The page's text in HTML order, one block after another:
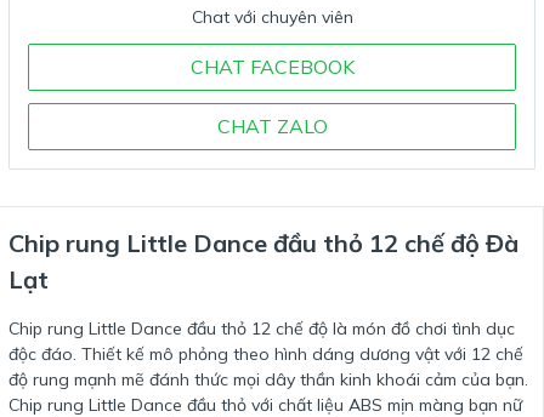
Chat với chuyên viên
CHAT FACEBOOK
CHAT ZALO
Chip rung Little Dance đầu thỏ 12 chế độ Đà
Lạt
Chip rung Little Dance đầu thỏ 12 chế độ là món đồ chơi tình dục
độc đáo. Thiết kế mô phỏng theo hình dáng dương vật với 12 chế
độ rung mạnh mẽ đánh thức mọi dây thần kinh khoái cảm của bạn.
Chip rung Little Dance đầu thỏ với chất liệu ABS mịn màng bạn nữ